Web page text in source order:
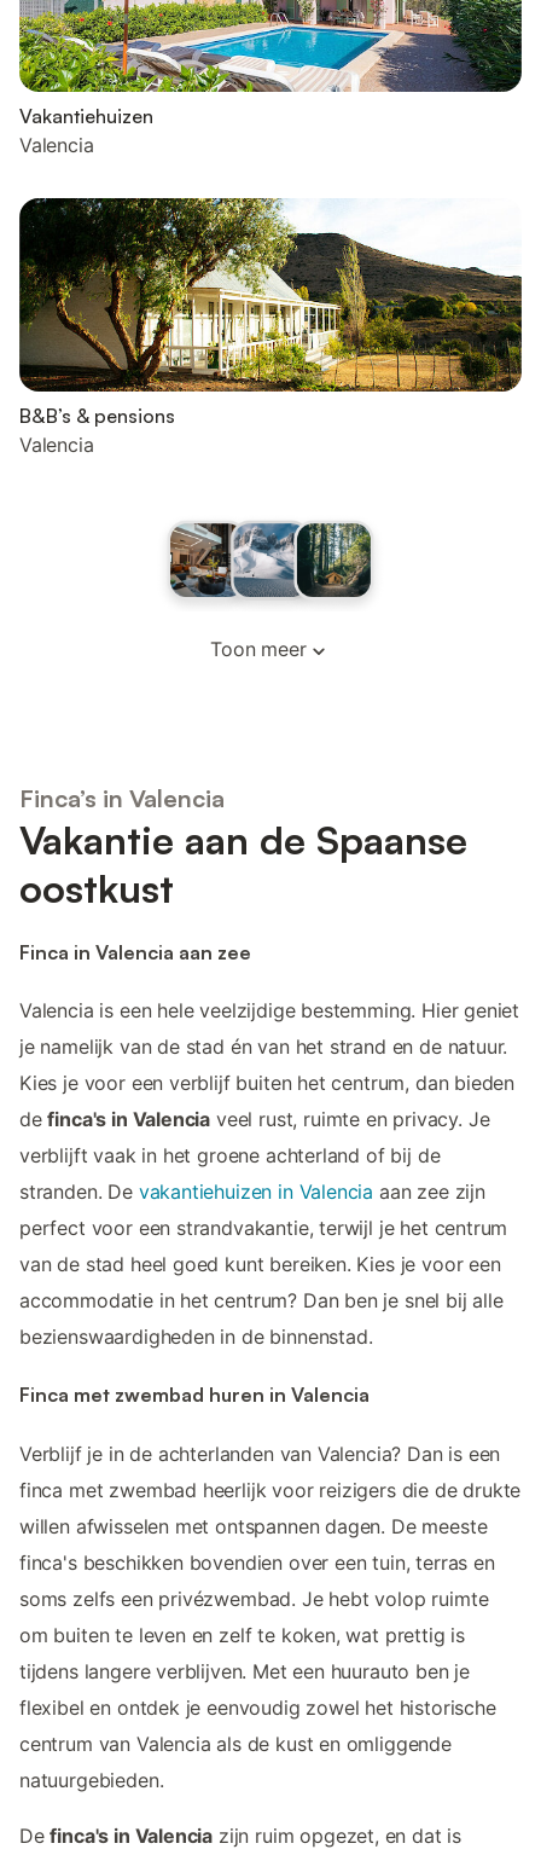
Vakantiehuizen
Valencia
B&B’s & pensions
Valencia
Toon meer
Finca’s in Valencia
Vakantie aan de Spaanse
oostkust
Finca in Valencia aan zee
Valencia is een hele veelzijdige bestemming. Hier geniet
je namelijk van de stad én van het strand en de natuur.
Kies je voor een verblijf buiten het centrum, dan bieden
definca's in Valencia veel rust, ruimte en privacy. Je
verblijft vaak in het groene achterland of bij de
stranden. De vakantiehuizen in Valencia aan zee zijn
perfect voor een strandvakantie, terwijl je het centrum
van de stad heel goed kunt bereiken. Kies je voor een
accommodatie in het centrum? Dan ben je snel bij alle
bezienswaardigheden in de binnenstad.
Finca met zwembad huren in Valencia
Verblijf je in de achterlanden van Valencia? Dan is een
finca met zwembad heerlijk voor reizigers die de drukte
willen afwisselen met ontspannen dagen. De meeste
finca's beschikken bovendien over een tuin, terras en
soms zelfs een privézwembad. Je hebt volop ruimte
om buiten te leven en zelf te koken, wat prettig is
tijdens langere verblijven. Met een huurauto ben je
flexibel en ontdek je eenvoudig zowel het historische
centrum van Valencia als de kust en omliggende
natuurgebieden.
Definca's in Valencia zijn ruim opgezet, en dat is